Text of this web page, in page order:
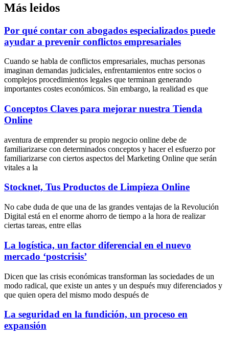
Más leidos
Por qué contar con abogados especializados puede
ayudar a prevenir conflictos empresariales
Cuando se habla de conflictos empresariales, muchas personas
imaginan demandas judiciales, enfrentamientos entre socios o
complejos procedimientos legales que terminan generando
importantes costes económicos. Sin embargo, la realidad es que
Conceptos Claves para mejorar nuestra Tienda
Online
aventura de emprender su propio negocio online debe de
familiarizarse con determinados conceptos y hacer el esfuerzo por
familiarizarse con ciertos aspectos del Marketing Online que serán
vitales a la
Stocknet, Tus Productos de Limpieza Online
No cabe duda de que una de las grandes ventajas de la Revolución
Digital está en el enorme ahorro de tiempo a la hora de realizar
ciertas tareas, entre ellas
La logística, un factor diferencial en el nuevo
mercado ‘postcrisis’
Dicen que las crisis económicas transforman las sociedades de un
modo radical, que existe un antes y un después muy diferenciados y
que quien opera del mismo modo después de
La seguridad en la fundición, un proceso en
expansión